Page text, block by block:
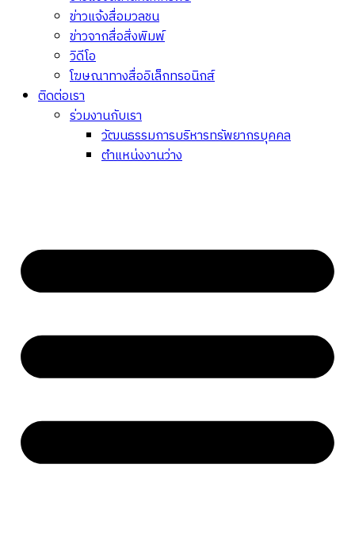
ข่าวแจ้งสื่อมวลชน
ข่าวจากสื่อสิ่งพิมพ์
วิดีโอ
โฆษณาทางสื่ออิเล็กทรอนิกส์
ติดต่อเรา
ร่วมงานกับเรา
วัฒนธรรมการบริหารทรัพยากรบุคคล
ตำแหน่งงานว่าง